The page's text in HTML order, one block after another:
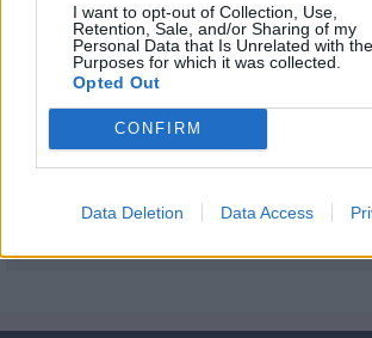
I want to opt-out of Collection, Use,
Retention, Sale, and/or Sharing of my
Personal Data that Is Unrelated with the
Purposes for which it was collected.
Opted Out
CONFIRM
Data Deletion Data Access
Kapcsolódó cikkek
Meggyes piskóta
Kakaós csiga
Karamellás alma
Szőlős - kivis gyümölcsös piskóta
Sütőtök régen és ma
Túrós kocka